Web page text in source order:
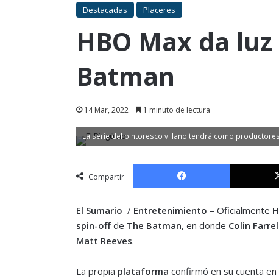
Destacadas Placeres
HBO Max da
Batman
14 Mar, 2022 1 minuto de lectura
La serie del pintoresco villano tendrá como productores
Compartir
Facebook
El Sumario / Entretenimiento – Oficialmente
spin-offde The Batman, en donde Colin
Matt Reeves.
La propia plataforma confirmó en su cuenta